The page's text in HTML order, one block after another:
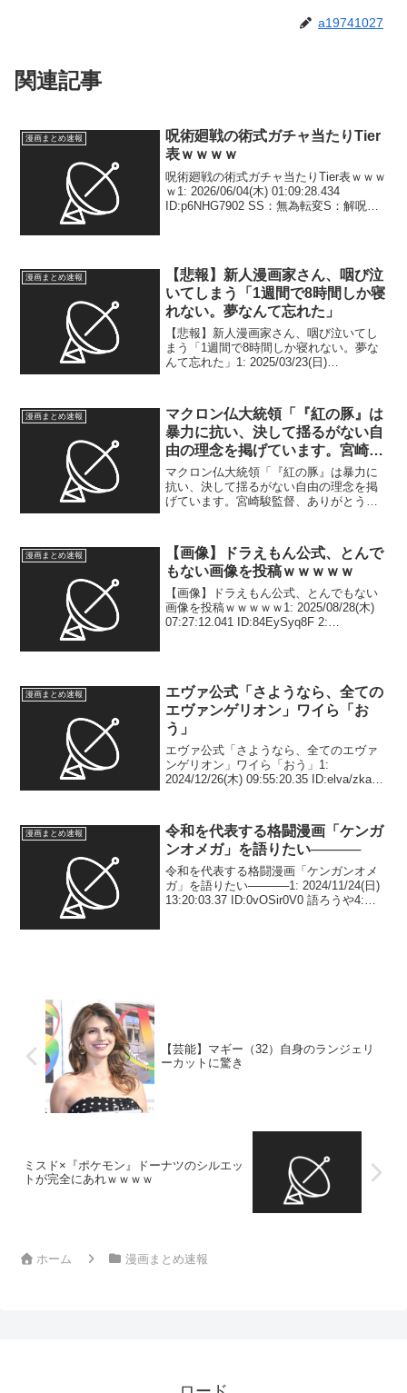
a19741027
関連記事
漫画まとめ速報
呪術廻戦の術式ガチャ当たりTier
表ｗｗｗｗ
呪術廻戦の術式ガチャ当たりTier表ｗｗｗ
ｗ1: 2026/06/04(木) 01:09:28.434
ID:p6NHG7902 SS：無為転変S：解呪前
漫画まとめ速報
【悲報】新人漫画家さん、咽び泣
いてしまう「1週間で8時間しか寝
れない。夢なんて忘れた」
【悲報】新人漫画家さん、咽び泣いてし
まう「1週間で8時間しか寝れない。夢な
んて忘れた」1: 2025/03/23(日)
漫画まとめ速報
マクロン仏大統領「『紅の豚』は
暴力に抗い、決して揺るがない自
由の理念を掲げています。宮崎駿
監督、ありがとうございました」
マクロン仏大統領「『紅の豚』は暴力に
抗い、決して揺るがない自由の理念を掲
げています。宮崎駿監督、ありがとうご
Macron @E...
漫画まとめ速報
【画像】ドラえもん公式、とんで
もない画像を投稿ｗｗｗｗｗ
【画像】ドラえもん公式、とんでもない
画像を投稿ｗｗｗｗｗ1: 2025/08/28(木)
07:27:12.041 ID:84EySyq8F 2:
漫画まとめ速報
エヴァ公式「さようなら、全ての
エヴァンゲリオン」ワイら「お
う」
エヴァ公式「さようなら、全てのエヴァ
ンゲリオン」ワイら「おう」1:
2024/12/26(木) 09:55:20.35 ID:elva/zka0
するで〜」 エ...
漫画まとめ速報
令和を代表する格闘漫画「ケンガ
ンオメガ」を語りたい─────
令和を代表する格闘漫画「ケンガンオメ
ガ」を語りたい─────1: 2024/11/24(日)
13:20:03.37 ID:0vOSir0V0 語ろうや4:
【芸能】マギー（32）自身のランジェリ
ーカットに驚き
ミスド×『ポケモン』ドーナツのシルエッ
トが完全にあれｗｗｗｗ
ホーム 漫画まとめ速報